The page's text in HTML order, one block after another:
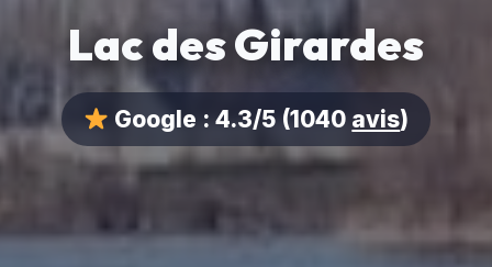
Lac des Girardes
Google :4.3/5 (1040 avis)